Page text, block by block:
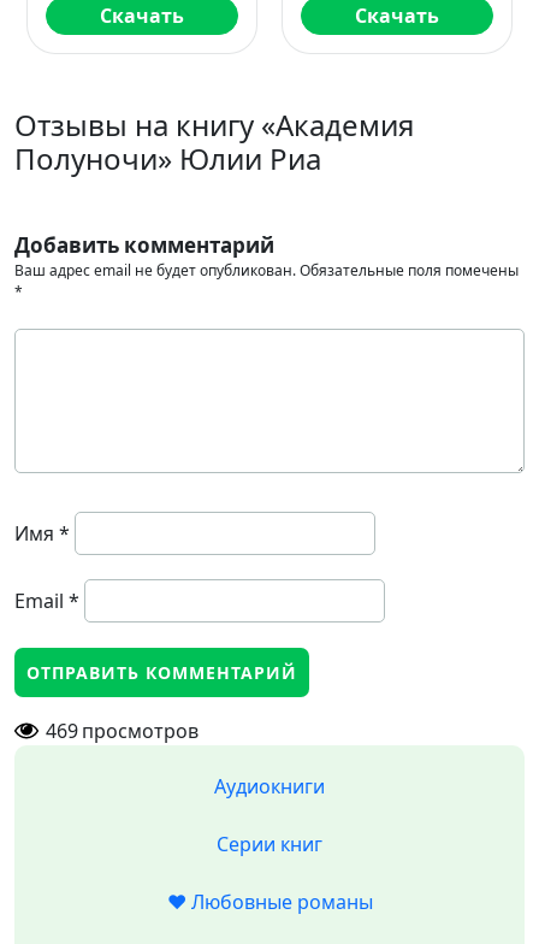
Скачать Скачать
Отзывы на книгу «Академия
Полуночи» Юлии Риа
Добавить комментарий
Ваш адрес email не будет опубликован.Обязательные поля помечены
*
Имя *
Email *
469просмотров
Аудиокниги
Серии книг
❤️ Любовные романы